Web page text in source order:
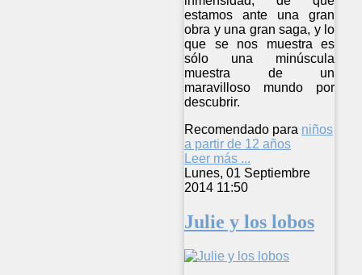
estamos ante una gran
obra y una gran saga, y lo
que se nos muestra es
sólo una minúscula
muestra de un
maravilloso mundo por
descubrir.
Recomendado para niños
a partir de 12 años
Leer más ...
Lunes, 01 Septiembre
2014 11:50
Julie y los lobos